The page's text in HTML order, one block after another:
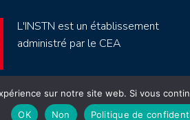
L'INSTN est un établissement
administré par le CEA
sur notre site web. Si vous
OK
Non Politique de